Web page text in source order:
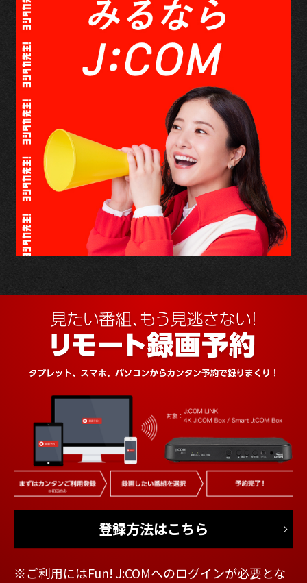
登録方法はこちら
※ご利用にはFun! J:COMへのログインが必要とな